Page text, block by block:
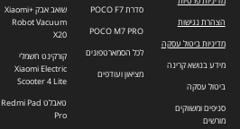
הצהרת נגישות
מדיניות ביטול עסקה
מידע בנושא קרינה
ביטול עסקה
סניפים ומשווקים
מורשים
סדרת POCO F7
POCO M7 PRO
לכל הסמארטפונים
מציאון ועודפים
שואב אבק +Xiaomi
Robot Vacuum
X20
קורקינט חשמלי
Xiaomi Electric
Scooter 4 Lite
טאבלט Redmi Pad
Pro